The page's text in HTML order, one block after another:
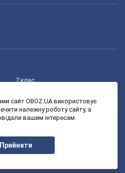
7 клас
9 клас
сайт OBOZ.UA використовує
належну роботу сайту, а
вашим інтересам.
Прийняти